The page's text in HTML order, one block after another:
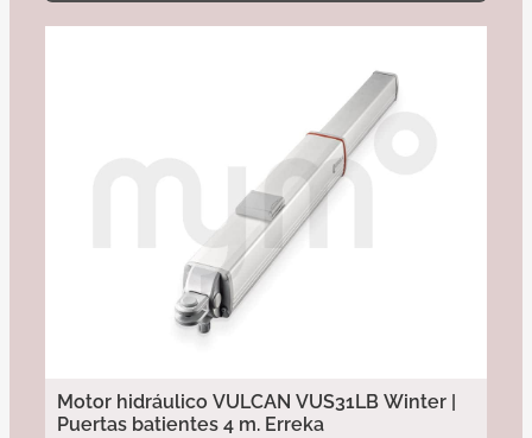
Motor hidráulico VULCAN VUS31LB Winter |
Puertas batientes 4 m. Erreka